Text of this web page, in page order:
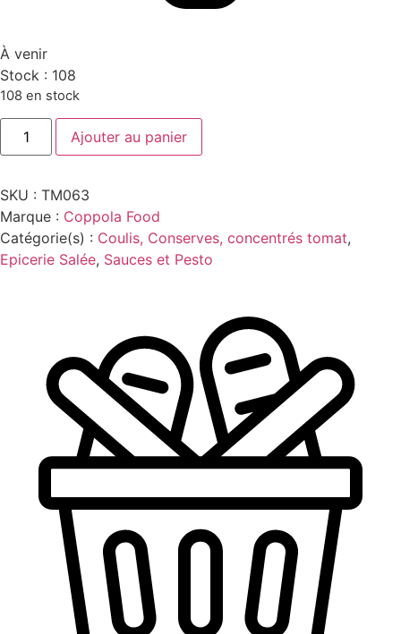
À venir
Stock : 108
108 en stock
quantité
TOMATES
DOP
400G
Ajouter au panier
SKU : TM063
Marque : Coppola Food
Catégorie(s) : Coulis, Conserves, concentrés tomat,
Epicerie Salée, Sauces et Pesto